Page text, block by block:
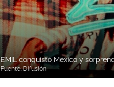
EMIL conquistó México y
Fuente:Difusión